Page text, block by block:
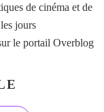
de cinéma et de
jours
le portail Overblog